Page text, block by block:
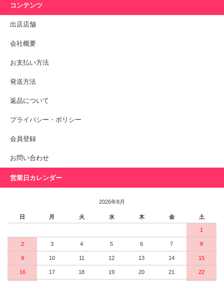
コンテンツ
出店店舗
会社概要
お支払い方法
発送方法
返品について
プライバシー・ポリシー
会員登録
お問い合わせ
営業日カレンダー
2026年8月
日 月 火 水 木 金 土
1
2 3 4 5 6 7 8
9 10 11 12 13 14 15
16 17 18 19 20 21 22